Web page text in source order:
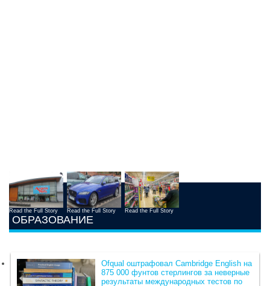
Read the Full Story Read the Full Story Read the Full Story
ОБРАЗОВАНИЕ
Ofqual оштрафовал Cambridge English на
875 000 фунтов стерлингов за неверные
результаты международных тестов по